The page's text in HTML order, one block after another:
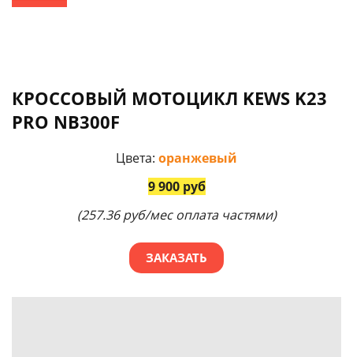
КРОССОВЫЙ МОТОЦИКЛ KEWS K23
PRO NB300F
Цвета: оранжевый
9 900 руб
(257.36 руб/мес оплата частями)
ЗАКАЗАТЬ